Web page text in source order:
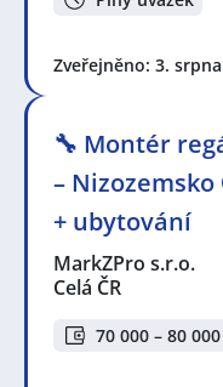
Zveřejněno: 3. srpna
🔧 Montér
– Nizozemsko
+ ubytování
MarkZPro s.r.o.
Celá ČR
70 000 – 80